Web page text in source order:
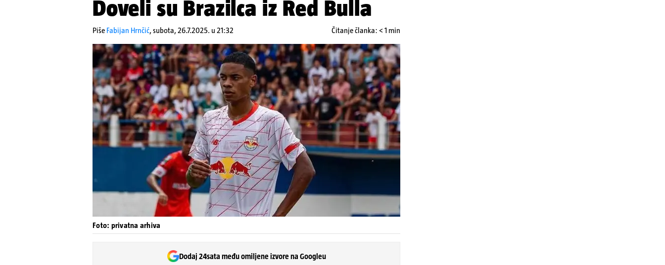
Doveli su Brazilca iz Red Bulla
Piše Fabijan Hrnčić,subota, 26.7.2025. u 21:32 Čitanje članka: < 1 min
Foto: privatna arhiva
Dodaj 24sata među omiljene izvore na Googleu